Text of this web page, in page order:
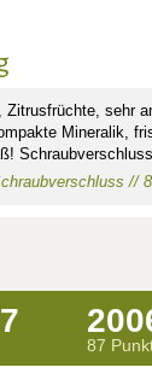
sehr
Mineralik,
//
87